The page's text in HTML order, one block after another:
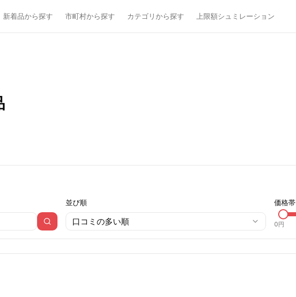
新着品から探す 市町村から探す カテゴリから探す 上限額シュミレーション
並び順
口コミの多い順
価格帯
0円